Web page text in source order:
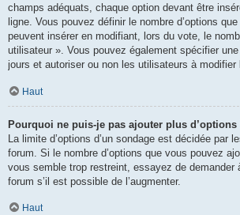
champs adéquats, chaque option devant être
ligne. Vous pouvez définir le nombre d’options
peuvent insérer en modifiant, lors du vote, le
utilisateur ». Vous pouvez également spécifier
jours et autoriser ou non les utilisateurs à modifier
Haut
Pourquoi ne puis-je pas ajouter plus d’options
La limite d’options d’un sondage est décidée par
forum. Si le nombre d’options que vous pouvez
vous semble trop restreint, essayez de demander
forum s’il est possible de l’augmenter.
Haut